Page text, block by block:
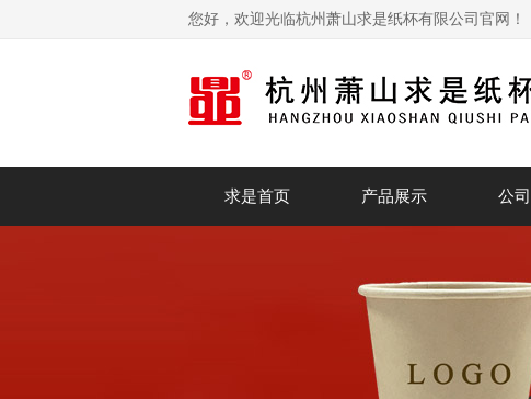
您好，欢迎光临杭州萧山求是纸杯有限公司官网！
求是首页 产品展示 公